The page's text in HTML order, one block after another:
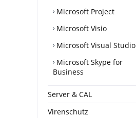
Microsoft Project
Microsoft Visio
Microsoft Visual Studio
Microsoft Skype for
Business
Server & CAL
Virenschutz